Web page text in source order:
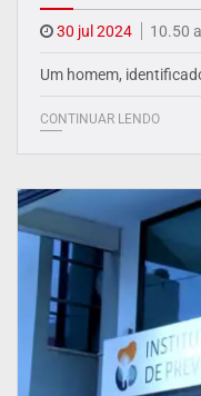
30 jul 2024 10.50
Um homem,
CONTINUAR LENDO